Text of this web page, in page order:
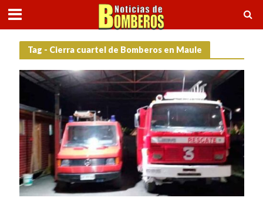
Tag - Cierra cuartel de Bomberos en Maule